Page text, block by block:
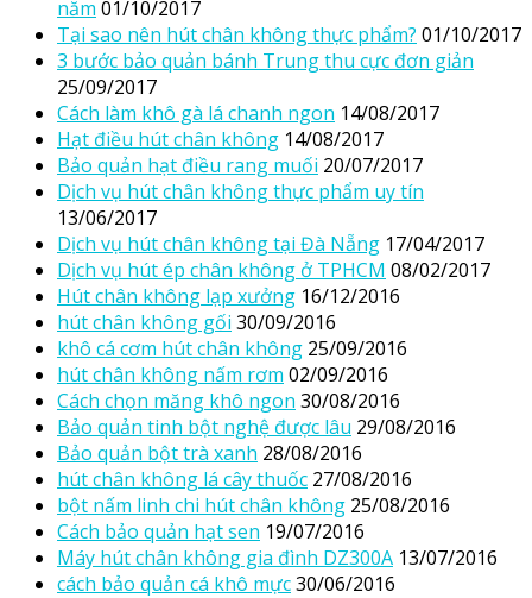
năm 01/10/2017
Tại sao nên hút chân không thực phẩm? 01/10/2017
3 bước bảo quản bánh Trung thu cực đơn giản
25/09/2017
Cách làm khô gà lá chanh ngon 14/08/2017
Hạt điều hút chân không 14/08/2017
Bảo quản hạt điều rang muối 20/07/2017
Dịch vụ hút chân không thực phẩm uy tín
13/06/2017
Dịch vụ hút chân không tại Đà Nẵng 17/04/2017
Dịch vụ hút ép chân không ở TPHCM 08/02/2017
Hút chân không lạp xưởng 16/12/2016
hút chân không gối 30/09/2016
khô cá cơm hút chân không 25/09/2016
hút chân không nấm rơm 02/09/2016
Cách chọn măng khô ngon 30/08/2016
Bảo quản tinh bột nghệ được lâu 29/08/2016
Bảo quản bột trà xanh 28/08/2016
hút chân không lá cây thuốc 27/08/2016
bột nấm linh chi hút chân không 25/08/2016
Cách bảo quản hạt sen 19/07/2016
Máy hút chân không gia đình DZ300A 13/07/2016
cách bảo quản cá khô mực30/06/2016